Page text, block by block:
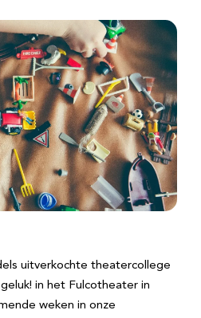
uitverkochte theatercollege
in het Fulcotheater in
weken in onze